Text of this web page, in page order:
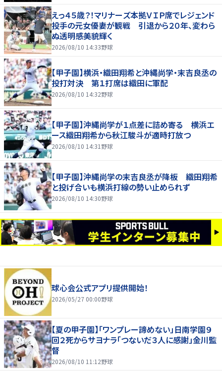
えっ４５歳？！マリナーズ本拠ＶＩＰ席でレジェンド
投手の元女優妻が観戦 引退から２０年、変わら
ぬ透明感美貌輝く
2026/08/10 14:33野球
【甲子園】横浜・織田翔希と沖縄尚学・末吉良丞の
投打対決 第１打席は織田に軍配
2026/08/10 14:32野球
【甲子園】沖縄尚学が１点差に詰め寄る 横浜エ
ース織田翔希から秋江駿斗が適時打放つ
2026/08/10 14:31 野球
【甲子園】沖縄尚学の末吉良丞が降板 織田翔希
と投げ合いも横浜打線の勢い止められず
2026/08/10 14:30野球
球心会公式アプリ提供開始！
2026/05/27 00:00野球
【夏の甲子園】「ワンプレー諦めない」日南学園９
回２死からサヨナラ「つないだ３人に感謝」金川監
督
2026/08/10 11:12野球